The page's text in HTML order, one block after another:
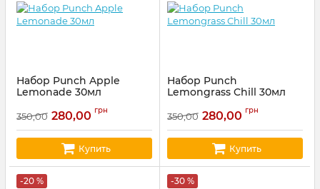
Набор Punch Apple
Lemonade 30мл
350,00 280,00 грн
Купить
Набор Punch
Lemongrass Chill 30мл
350,00 280,00 грн
Купить
-20 % -30 %